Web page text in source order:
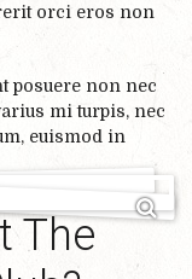
orci eros non
posuere non nec
mi turpis, nec
euismod in
The